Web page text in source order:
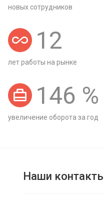
новых сотрудников
12
лет работы на рынке
146 %
увеличение оборота за год
Наши